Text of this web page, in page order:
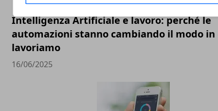
Intelligenza Artificiale e lavoro: perché le
automazioni stanno cambiando il modo in
lavoriamo
16/06/2025